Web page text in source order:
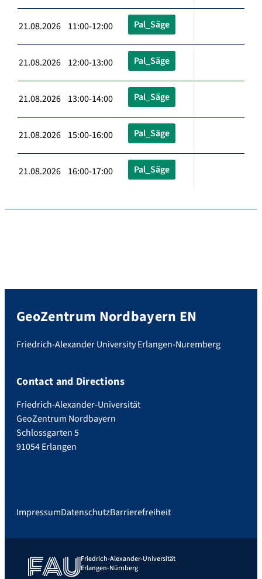
21.08.2026 11:00-12:00 Pal_Säge
21.08.2026 12:00-13:00 Pal_Säge
21.08.2026 13:00-14:00 Pal_Säge
21.08.2026 15:00-16:00 Pal_Säge
21.08.2026 16:00-17:00 Pal_Säge
GeoZentrum Nordbayern EN
Friedrich-Alexander University Erlangen-Nuremberg
Contact and Directions
Friedrich-Alexander-Universität
GeoZentrum Nordbayern
Schlossgarten 5
91054 Erlangen
ImpressumDatenschutzBarrierefreiheit
Friedrich-Alexander-Universität
Erlangen-Nürnberg